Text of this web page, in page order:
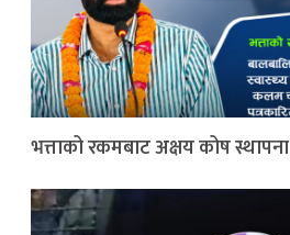
भत्ताको रकमबाट अक्षय कोष स्थापना